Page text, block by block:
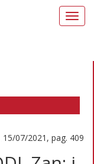
07/2021, pag. 409